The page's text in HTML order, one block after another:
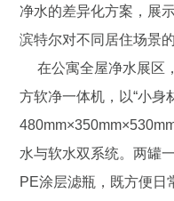
净水的差异化方案，展
滨特尔对不同居住场景
在公寓全屋净水展区
方软净一体机，以“小身
水与软水双系统。两罐
PE涂层滤瓶，既方便日